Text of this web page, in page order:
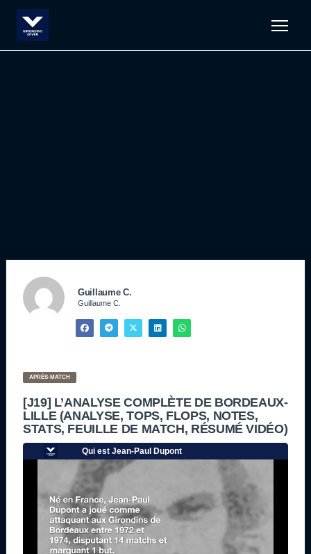
Guillaume C.
Guillaume C.
APRÈS-MATCH
[J19] L’ANALYSE COMPLÈTE DE BORDEAUX-
LILLE (ANALYSE, TOPS, FLOPS, NOTES,
STATS, FEUILLE DE MATCH, RÉSUMÉ VIDÉO)